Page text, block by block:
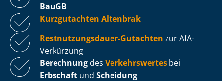
BauGB
Kurzgutachten Altenbrak
Rest­nut­zungs­dau­er-Gutachten zur AfA-
Verkürzung
Berechnung des Verkehrswertes bei
Erbschaft und Scheidung